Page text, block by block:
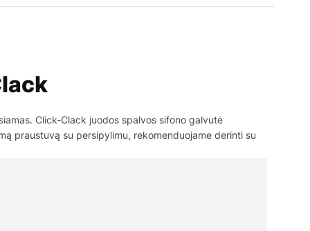
Click-Clack juodos spalvos sifono galvutė
praustuvą su persipylimu, rekomenduojame derinti su